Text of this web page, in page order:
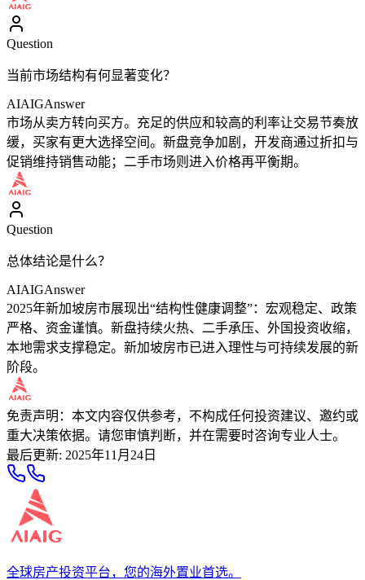
Question
当前市场结构有何显著变化？
AIAIGAnswer
市场从卖方转向买方。充足的供应和较高的利率让交易节奏放
缓，买家有更大选择空间。新盘竞争加剧，开发商通过折扣与
促销维持销售动能；二手市场则进入价格再平衡期。
Question
总体结论是什么？
AIAIGAnswer
2025年新加坡房市展现出“结构性健康调整”：宏观稳定、政策
严格、资金谨慎。新盘持续火热、二手承压、外国投资收缩，
本地需求支撑稳定。新加坡房市已进入理性与可持续发展的新
阶段。
免责声明：本文内容仅供参考，不构成任何投资建议、邀约或
重大决策依据。请您审慎判断，并在需要时咨询专业人士。
最后更新: 2025年11月24日
全球房产投资平台，您的海外置业首选。